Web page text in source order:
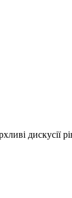
дискусії